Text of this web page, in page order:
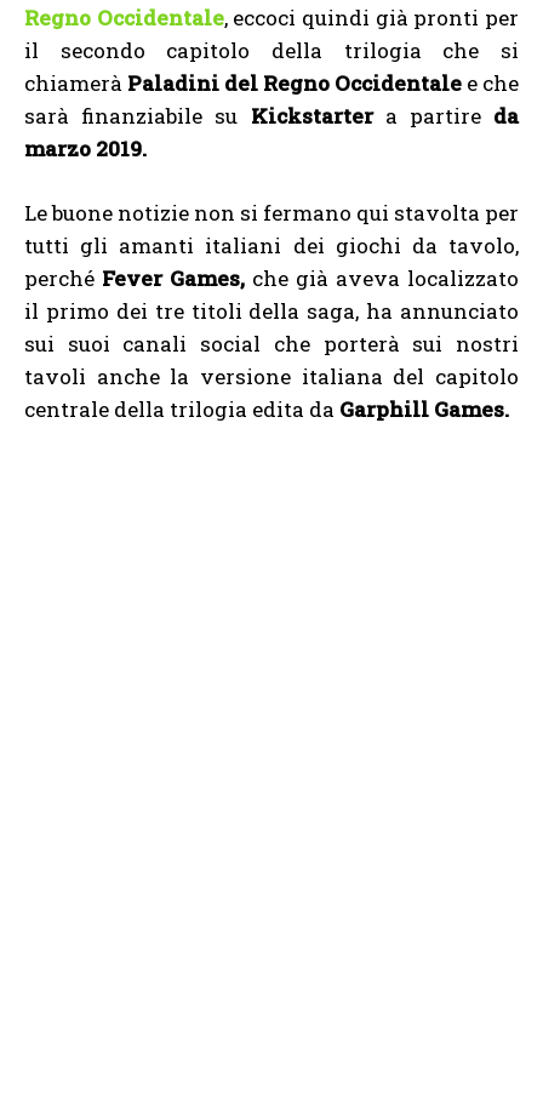
Regno Occidentale, eccoci quindi già pronti per
il secondo capitolo della trilogia che si
chiamerà Paladini del Regno Occidentale e che
sarà finanziabile su Kickstartera partire da
marzo 2019.
Le buone notizie non si fermano qui stavolta per
tutti gli amanti italiani dei giochi da tavolo,
perché Fever Games, che già aveva localizzato
il primo dei tre titoli della saga, ha annunciato
sui suoi canali social che porterà sui nostri
tavoli anche la versione italiana del capitolo
centrale della trilogia edita da Garphill Games.